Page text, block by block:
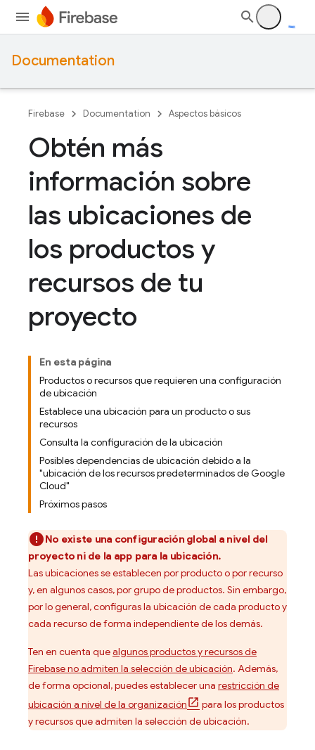
Documentation
Firebase Documentation Aspectos básicos
Obtén más
información sobre
las ubicaciones de
los productos y
recursos de tu
proyecto
En esta página
Productos o recursos que requieren una configuración
de ubicación
Establece una ubicación para un producto o sus
recursos
Consulta la configuración de la ubicación
Posibles dependencias de ubicación debido a la
"ubicación de los recursos predeterminados de Google
Cloud"
Próximos pasos
No existe una configuración global a nivel del
proyecto ni de la app para la ubicación.
Las ubicaciones se establecen por producto o por recurso
y, en algunos casos, por grupo de productos. Sin embargo,
por lo general, configuras la ubicación de cada producto y
cada recurso de forma independiente de los demás.
Ten en cuenta quealgunos productos y recursos de
Firebase no admiten la selección de ubicación. Además,
de forma opcional, puedes establecer una restricción de
ubicación a nivel de la organización
para los productos
y recursos que admiten la selección de ubicación.